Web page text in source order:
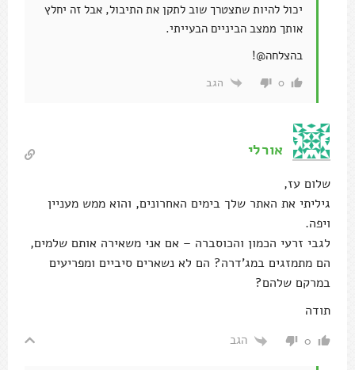
יכול להיות שתצטרך שוב לתקן את התיבול, אבל זה יחלץ
אותך ממצב הביניים הבעייתי.
בהצלחה@!
0 הגב
אורלי
שלום עז,
גיליתי את האתר שלך בימים האחרונים, והוא ממש מעניין
ויפה.
לגבי זרעי הכמון והכוסברה – אם אני משאירה אותם שלמים,
הם מתמזגים במג'דרה? הם לא נשארים סיביים ומפריעים
במרקם שלהם?
תודה
0 הגב